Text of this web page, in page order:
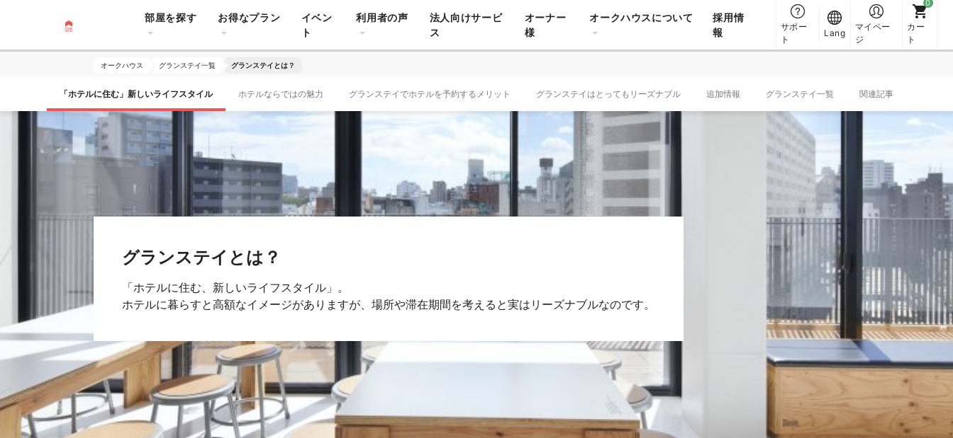
部屋を探す お得なプラン
イベン
ト
利用者の声
法人向けサービ
ス
オーナー
様
オークハウスについて
採用情
報
サポー
ト
Lang
マイペー
ジ
カー
ト
オークハウス グランステイ一覧 グランステイとは？
「ホテルに住む」新しいライフスタイル ホテルならではの魅力 グランステイでホテルを予約するメリット グランステイはとってもリーズナブル 追加情報 グランステイ一覧 関連記事
グランステイとは？
「ホテルに住む、新しいライフスタイル」。
ホテルに暮らすと高額なイメージがありますが、場所や滞在期間を考えると実はリーズナブルなのです。